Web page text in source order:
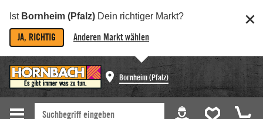
Ist Bornheim (Pfalz) Dein richtiger Markt?
JA, RICHTIG Anderen Markt wählen
Bornheim (Pfalz)